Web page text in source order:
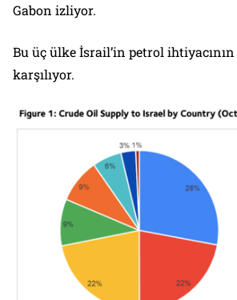
Gabon izliyor.
Bu üç ülke İsrail’in petrol
karşılıyor.